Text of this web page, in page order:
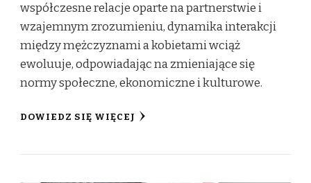
współczesne relacje oparte na partnerstwie i
wzajemnym zrozumieniu, dynamika interakcji
między mężczyznami a kobietami wciąż
ewoluuje, odpowiadając na zmieniające się
normy społeczne, ekonomiczne i kulturowe.
DOWIEDZ SIĘ WIĘCEJ